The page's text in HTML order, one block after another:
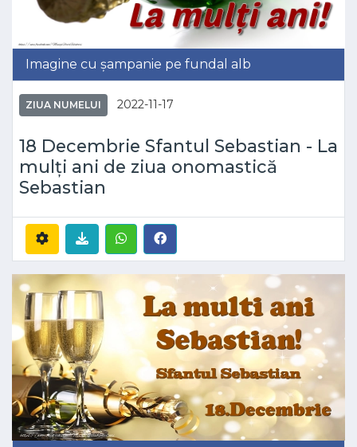
Imagine cu șampanie pe fundal alb
ZIUA NUMELUI 2022-11-17
18 Decembrie Sfantul Sebastian - La
mulți ani de ziua onomastică
Sebastian